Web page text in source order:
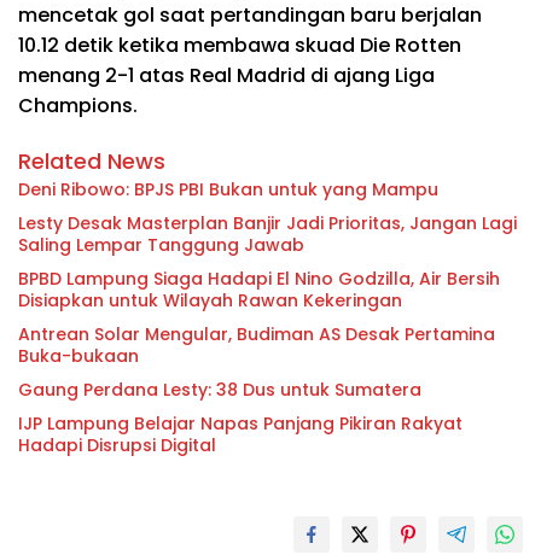
mencetak gol saat pertandingan baru berjalan
10.12 detik ketika membawa skuad Die Rotten
menang 2-1 atas Real Madrid di ajang Liga
Champions.
Related News
Deni Ribowo: BPJS PBI Bukan untuk yang Mampu
Lesty Desak Masterplan Banjir Jadi Prioritas, Jangan Lagi
Saling Lempar Tanggung Jawab
BPBD Lampung Siaga Hadapi El Nino Godzilla, Air Bersih
Disiapkan untuk Wilayah Rawan Kekeringan
Antrean Solar Mengular, Budiman AS Desak Pertamina
Buka-bukaan
Gaung Perdana Lesty: 38 Dus untuk Sumatera
IJP Lampung Belajar Napas Panjang Pikiran Rakyat
Hadapi Disrupsi Digital